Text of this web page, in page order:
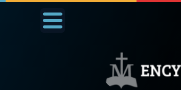
Nous soutenir À